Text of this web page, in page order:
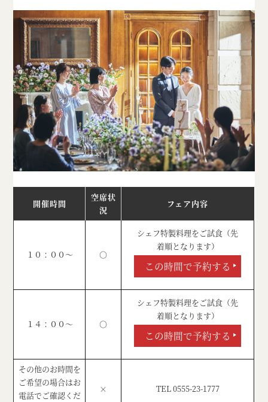
開催時間
空席状
況
フェア内容
１０：００～ ○
シェフ特製料理をご試食（先
着順となります）
この時間で予約する
１４：００～ ○
シェフ特製料理をご試食（先
着順となります）
この時間で予約する
その他のお時間を
ご希望の場合はお
電話でご確認くだ
× TEL 0555-23-1777